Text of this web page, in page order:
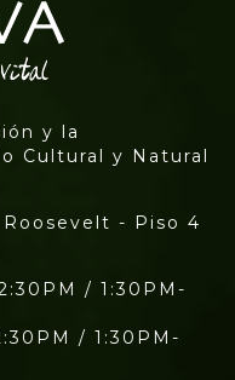
y la
Cultural y Natural
- Piso 4
/ 1:30PM-
/ 1:30PM-